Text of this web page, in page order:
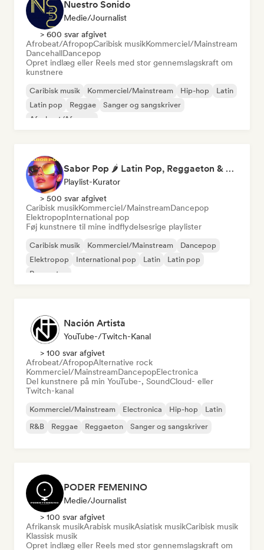
Nuestro Sonido
Medie/journalist
> 600 svar afgivet
Afrobeat/AfropopCaribisk musikKommerciel/Mainstream
DancehallDancepop
Opret indlæg eller Reels med stor gennemslagskraft om
kunstnere
Caribisk musik Kommerciel/Mainstream Hip-hop
Latin
Latin pop
Reggae
Sanger og sangskriver
Afrobeat/Afropop
Sabor Pop 🌶️ Latin Pop, Reggaeton & Latin Club Hits
Playlist-Kurator
> 500 svar afgivet
Caribisk musikKommerciel/MainstreamDancepop
ElektropopInternational pop
Føj kunstnere til mine indflydelsesrige playlister
Caribisk musik Kommerciel/Mainstream
Dancepop
Elektropop
International pop Latin
Latin pop
Reggaeton
Nación Artista
YouTube-/Twitch-Kanal
> 100 svar afgivet
Afrobeat/AfropopAlternative rock
Kommerciel/MainstreamDancepopElectronica
Del kunstnere på min YouTube-, SoundCloud- eller
Twitch-kanal
Kommerciel/Mainstream Electronica Hip-hop
Latin
R&B
Reggae Reggaeton Sanger og sangskriver
PODER FEMENINO
Medie/journalist
> 100 svar afgivet
Afrikansk musikArabisk musikAsiatisk musikCaribisk musik
Klassisk musik
Opret indlæg eller Reels med stor gennemslagskraft om